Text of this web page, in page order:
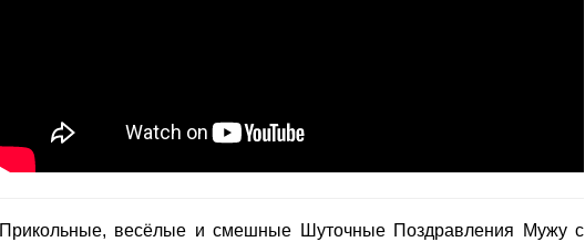
Прикольные, весёлые и смешные Шуточные Поздравления Мужу с